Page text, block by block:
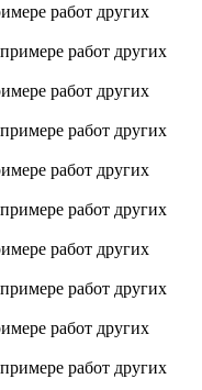
работ других
работ других
работ других
работ других
работ других